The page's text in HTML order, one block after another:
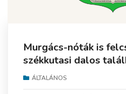
Murgács-nóták is
székkutasi dalos
ÁLTALÁNOS